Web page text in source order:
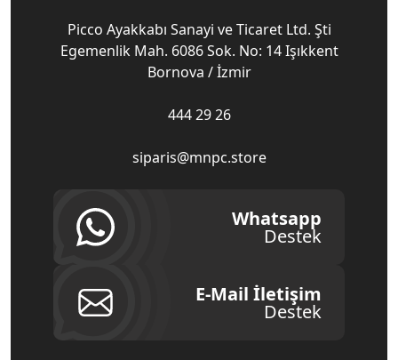
Picco Ayakkabı Sanayi ve Ticaret Ltd. Şti
Egemenlik Mah. 6086 Sok. No: 14 Işıkkent
Bornova / İzmir
444 29 26
siparis@mnpc.store
Whatsapp
Destek
E-Mail İletişim
Destek